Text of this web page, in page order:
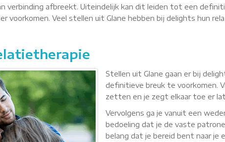
verbinding afbreekt. Uiteindelijk kan dit leiden tot een
voorkomen. Veel stellen uit Glane hebben bij delights hun
Stellen uit Glane gaan er bij
definitieve breuk te voorkomen.
zetten en je zegt elkaar toe er
Vervolgens ga je vanuit een
bedoeling dat je de vaste
belang dat je bereid bent naar je